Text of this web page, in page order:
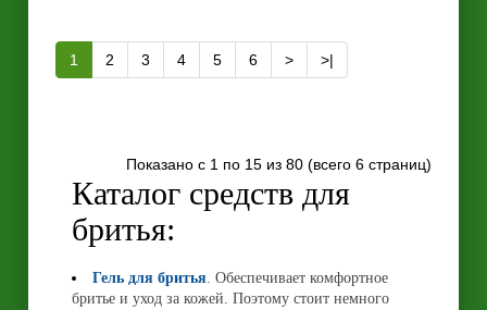
1 2 3 4 5 6 > >|
Показано с 1 по 15 из 80 (всего 6 страниц)
Каталог средств для
бритья:
Гель для бритья. Обеспечивает комфортное
бритье и уход за кожей. Поэтому стоит немного